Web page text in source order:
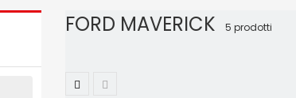
FORD MAVERICK 5 prodotti